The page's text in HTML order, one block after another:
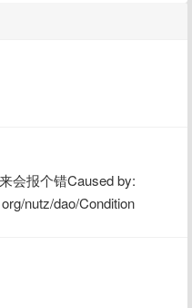
会报个错Caused by:
nutz/dao/Condition